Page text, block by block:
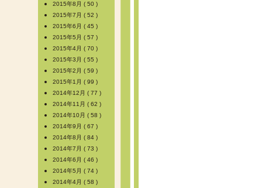
2015年8月 ( 50 )
2015年7月 ( 52 )
2015年6月 ( 45 )
2015年5月 ( 57 )
2015年4月 ( 70 )
2015年3月 ( 55 )
2015年2月 ( 59 )
2015年1月 ( 99 )
2014年12月 ( 77 )
2014年11月 ( 62 )
2014年10月 ( 58 )
2014年9月 ( 67 )
2014年8月 ( 84 )
2014年7月 ( 73 )
2014年6月 ( 46 )
2014年5月 ( 74 )
2014年4月 ( 58 )